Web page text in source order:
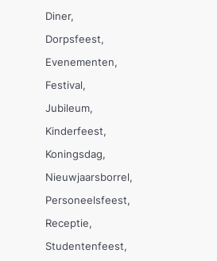
Diner
Dorpsfeest
Evenementen
Festival
Jubileum
Kinderfeest
Koningsdag
Nieuwjaarsborrel
Personeelsfeest
Receptie
Studentenfeest